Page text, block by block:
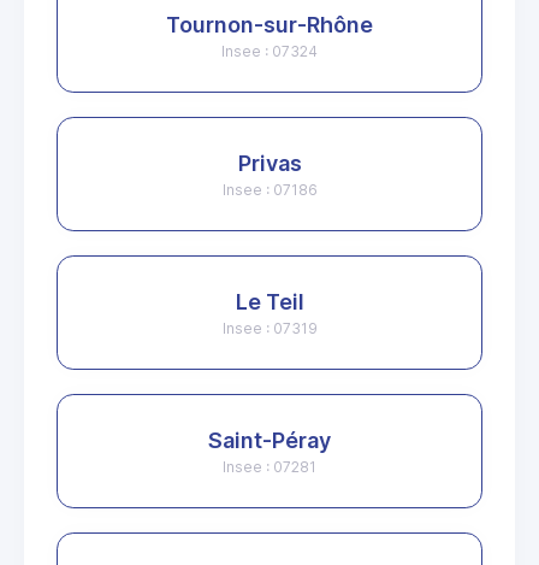
Tournon-sur-Rhône
Insee : 07324
Privas
Insee : 07186
Le Teil
Insee : 07319
Saint-Péray
Insee : 07281